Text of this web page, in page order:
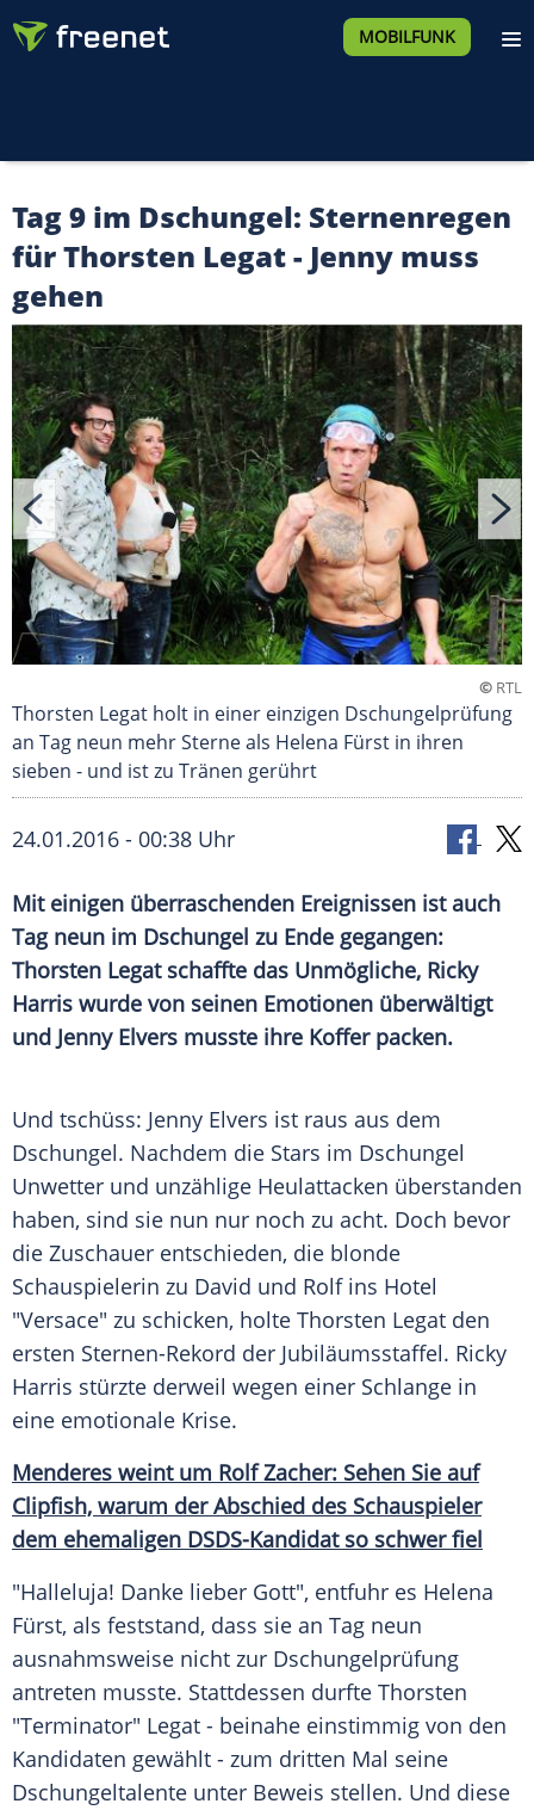
MOBILFUNK
Tag 9 im Dschungel: Sternenregen
für Thorsten Legat - Jenny muss
gehen
© RTL
Thorsten Legat holt in einer einzigen Dschungelprüfung
an Tag neun mehr Sterne als Helena Fürst in ihren
sieben - und ist zu Tränen gerührt
24.01.2016 - 00:38 Uhr
Mit einigen überraschenden Ereignissen ist auch
Tag neun im Dschungel zu Ende gegangen:
Thorsten Legat schaffte das Unmögliche, Ricky
Harris wurde von seinen Emotionen überwältigt
und Jenny Elvers musste ihre Koffer packen.
Und tschüss: Jenny Elvers ist raus aus dem
Dschungel. Nachdem die Stars im Dschungel
Unwetter und unzählige Heulattacken überstanden
haben, sind sie nun nur noch zu acht. Doch bevor
die Zuschauer entschieden, die blonde
Schauspielerin zu David und Rolfins Hotel
"Versace" zu schicken, holte Thorsten Legat den
ersten Sternen-Rekord der Jubiläumsstaffel. Ricky
Harris stürzte derweil wegen einer Schlange in
eine emotionale Krise.
Menderes weint um Rolf Zacher: Sehen Sie auf
Clipfish, warum der Abschied des Schauspieler
dem ehemaligen DSDS-Kandidat so schwer fiel
"Halleluja! Danke lieber Gott", entfuhr es Helena
Fürst, als feststand, dass sie an Tag neun
ausnahmsweise nicht zur Dschungelprüfung
antreten musste. Stattdessen durfte Thorsten
"Terminator" Legat - beinahe einstimmig von den
Kandidaten gewählt - zum dritten Mal seine
Dschungeltalente unter Beweis stellen. Und diese